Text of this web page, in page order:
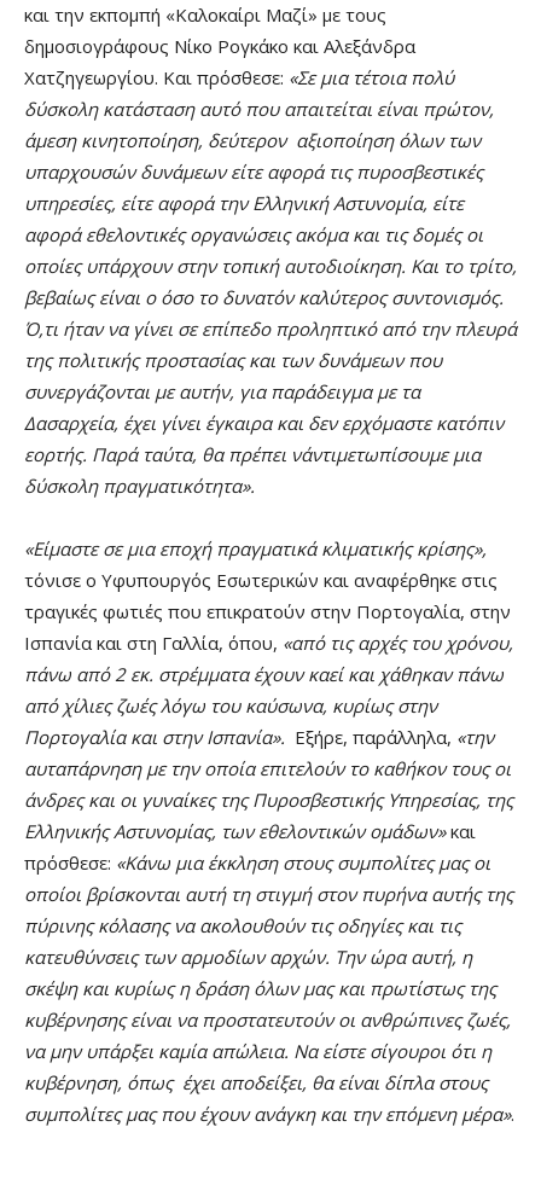
και την εκπομπή «Καλοκαίρι Μαζί» με τους
δημοσιογράφους Νίκο Ρογκάκο και Αλεξάνδρα
Χατζηγεωργίου. Και πρόσθεσε: «Σε μια τέτοια πολύ
δύσκολη κατάσταση αυτό που απαιτείται είναι πρώτον,
άμεση κινητοποίηση, δεύτερον αξιοποίηση όλων των
υπαρχουσών δυνάμεων είτε αφορά τις πυροσβεστικές
υπηρεσίες, είτε αφορά την Ελληνική Αστυνομία, είτε
αφορά εθελοντικές οργανώσεις ακόμα και τις δομές οι
οποίες υπάρχουν στην τοπική αυτοδιοίκηση. Και το τρίτο,
βεβαίως είναι ο όσο το δυνατόν καλύτερος συντονισμός.
Ό,τι ήταν να γίνει σε επίπεδο προληπτικό από την πλευρά
της πολιτικής προστασίας και των δυνάμεων που
συνεργάζονται με αυτήν, για παράδειγμα με τα
Δασαρχεία, έχει γίνει έγκαιρα και δεν ερχόμαστε κατόπιν
εορτής. Παρά ταύτα, θα πρέπει ν΄αντιμετωπίσουμε μια
δύσκολη πραγματικότητα».
«Είμαστε σε μια εποχή πραγματικά κλιματικής κρίσης»,
τόνισε ο Υφυπουργός Εσωτερικών και αναφέρθηκε στις
τραγικές φωτιές που επικρατούν στην Πορτογαλία, στην
Ισπανία και στη Γαλλία, όπου, «από τις αρχές του χρόνου,
πάνω από 2 εκ. στρέμματα έχουν καεί και χάθηκαν πάνω
από χίλιες ζωές λόγω του καύσωνα, κυρίως στην
Πορτογαλία και στην Ισπανία». Εξήρε, παράλληλα, «την
αυταπάρνηση με την οποία επιτελούν το καθήκον τους οι
άνδρες και οι γυναίκες της Πυροσβεστικής Υπηρεσίας, της
Ελληνικής Αστυνομίας, των εθελοντικών ομάδων»και
πρόσθεσε: «Κάνω μια έκκληση στους συμπολίτες μας οι
οποίοι βρίσκονται αυτή τη στιγμή στον πυρήνα αυτής της
πύρινης κόλασης να ακολουθούν τις οδηγίες και τις
κατευθύνσεις των αρμοδίων αρχών. Την ώρα αυτή, η
σκέψη και κυρίως η δράση όλων μας και πρωτίστως της
κυβέρνησης είναι να προστατευτούν οι ανθρώπινες ζωές,
να μην υπάρξει καμία απώλεια. Να είστε σίγουροι ότι η
κυβέρνηση, όπως έχει αποδείξει, θα είναι δίπλα στους
συμπολίτες μας που έχουν ανάγκη και την επόμενη μέρα».